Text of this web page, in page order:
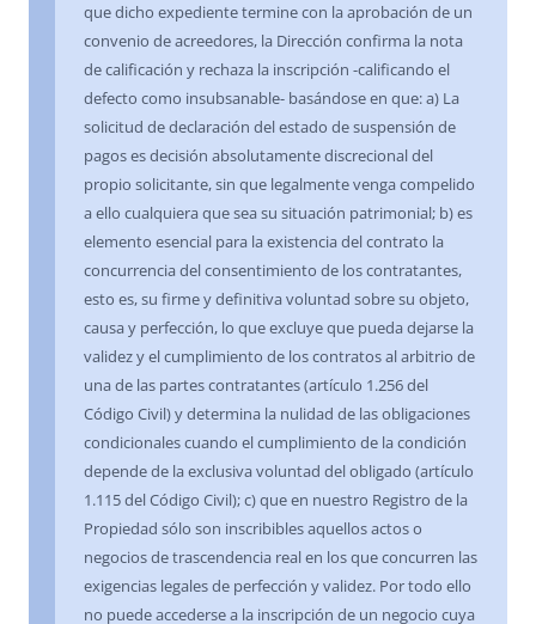
que dicho expediente termine con la aprobación de un
convenio de acreedores, la Dirección confirma la nota
de calificación y rechaza la inscripción -calificando el
defecto como insubsanable- basándose en que: a) La
solicitud de declaración del estado de suspensión de
pagos es decisión absolutamente discrecional del
propio solicitante, sin que legalmente venga compelido
a ello cualquiera que sea su situación patrimonial; b) es
elemento esencial para la existencia del contrato la
concurrencia del consentimiento de los contratantes,
esto es, su firme y definitiva voluntad sobre su objeto,
causa y perfección, lo que excluye que pueda dejarse la
validez y el cumplimiento de los contratos al arbitrio de
una de las partes contratantes (artículo 1.256 del
Código Civil) y determina la nulidad de las obligaciones
condicionales cuando el cumplimiento de la condición
depende de la exclusiva voluntad del obligado (artículo
1.115 del Código Civil); c) que en nuestro Registro de la
Propiedad sólo son inscribibles aquellos actos o
negocios de trascendencia real en los que concurren las
exigencias legales de perfección y validez. Por todo ello
no puede accederse a la inscripción de un negocio cuya